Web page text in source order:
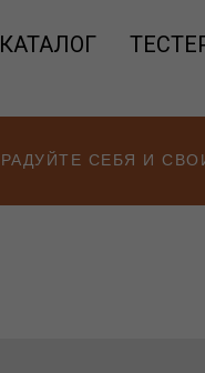
КАТАЛОГ
РАДУЙТЕ СЕБЯ И